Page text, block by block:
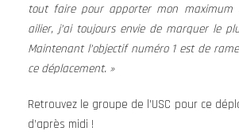
tout faire pour apporter mon maximum
ailier, j’ai toujours envie de marquer le
Maintenant l’objectif numéro 1 est de
ce déplacement. »
Retrouvez le groupe de l’USC pour ce
d’après midi !